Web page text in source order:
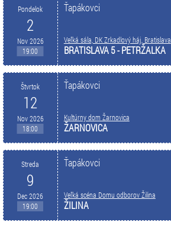
Pondelok
2
Nov 2026
19:00
Ťapákovci
Veľká sála, DK Zrkadlový háj, Bratislava
BRATISLAVA 5 - PETRŽALKA
Štvrtok
12
Nov 2026
18:00
Ťapákovci
Kultúrny dom Žarnovica
ŽARNOVICA
Streda
9
Dec 2026
19:00
Ťapákovci
Veľká scéna Domu odborov Žilina
ŽILINA